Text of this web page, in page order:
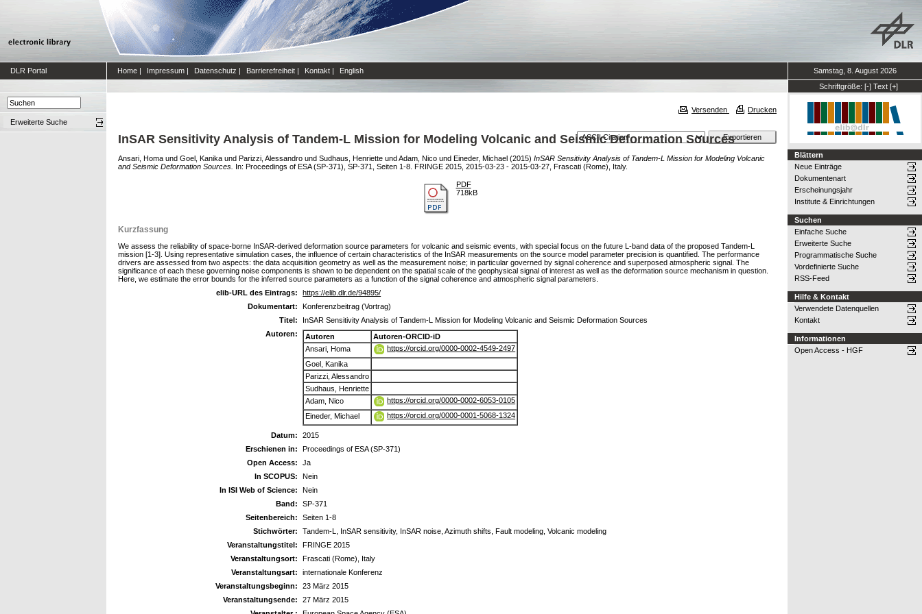
DLR Portal Home | Impressum | Datenschutz | Barrierefreiheit | Kontakt | English
Samstag, 8. August 2026
Schriftgröße: [-] Text [+]
Erweiterte Suche
Versenden Drucken
InSAR Sensitivity Analysis of Tandem-L Mission for Modeling Volcanic and Seismic Deformation Sources
Ansari, Homa und Goel, Kanika und Parizzi, Alessandro und Sudhaus, Henriette undAdam, Nico und Eineder, Michael (2015) InSAR Sensitivity Analysis of Tandem-L Mission for Modeling Volcanic
and Seismic Deformation Sources. In: Proceedings of ESA (SP-371), SP-371, Seiten 1-8. FRINGE 2015, 2015-03-23 - 2015-03-27, Frascati (Rome), Italy.
PDF
718kB
Kurzfassung
We assess the reliability of space-borne InSAR-derived deformation source parameters for volcanic and seismic events, with special focus on the future L-band data of the proposed Tandem-L
mission [1-3]. Using representative simulation cases, the influence of certain characteristics of the InSAR measurements on the source model parameter precision is quantified. The performance
drivers are assessed from two aspects: the data acquisition geometry as well as the measurement noise; in particular governed by signal coherence and superposed atmospheric signal. The
significance of each these governing noise components is shown to be dependent on the spatial scale of the geophysical signal of interest as well as the deformation source mechanism in question.
Here, we estimate the error bounds for the inferred source parameters as a function of the signal coherence and atmospheric signal parameters.
elib-URL des Eintrags:
https://elib.dlr.de/94895/
Dokumentart:
Konferenzbeitrag (Vortrag)
Titel:
InSAR Sensitivity Analysis of Tandem-L Mission for Modeling Volcanic and Seismic Deformation Sources
Autoren:
Autoren
Autoren-ORCID-iD
Ansari, Homa
https://orcid.org/0000-0002-4549-2497
Goel, Kanika
Parizzi, Alessandro
Sudhaus, Henriette
Adam, Nico
https://orcid.org/0000-0002-6053-0105
Eineder, Michael
https://orcid.org/0000-0001-5068-1324
Datum:
2015
Erschienen in:
Proceedings of ESA (SP-371)
Open Access:
Ja
In SCOPUS:
Nein
In ISI Web of Science:
Nein
Band:
SP-371
Seitenbereich:
Seiten 1-8
Stichwörter:
Tandem-L, InSAR sensitivity, InSAR noise, Azimuth shifts, Fault modeling, Volcanic modeling
Veranstaltungstitel:
FRINGE 2015
Veranstaltungsort:
Frascati (Rome), Italy
Veranstaltungsart:
internationale Konferenz
Veranstaltungsbeginn:
23 März 2015
Veranstaltungsende:
27 März 2015
Blättern
Neue Einträge
Dokumentenart
Erscheinungsjahr
Institute & Einrichtungen
Suchen
Einfache Suche
Erweiterte Suche
Programmatische Suche
Vordefinierte Suche
RSS-Feed
Hilfe & Kontakt
Verwendete Datenquellen
Kontakt
Informationen
Open Access - HGF